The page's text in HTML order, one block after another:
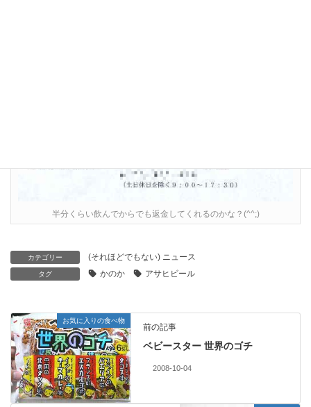
半分くらい飲んでからでも返金してくれるのかな？(^^;)
カテゴリー (それほどでもない) ニュース
タグ かのか アサヒビール
お気に入りの食べ物
前の記事
ベビースター 世界のゴチ
2008-10-04